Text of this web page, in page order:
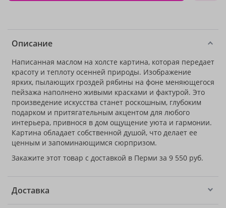
Описание
Написанная маслом на холсте картина, которая передает
красоту и теплоту осенней природы. Изображение
ярких, пылающих гроздей рябины на фоне меняющегося
пейзажа наполнено живыми красками и фактурой. Это
произведение искусства станет роскошным, глубоким
подарком и притягательным акцентом для любого
интерьера, привнося в дом ощущение уюта и гармонии.
Картина обладает собственной душой, что делает ее
ценным и запоминающимся сюрпризом.
Закажите этот товар с доставкой в Перми за 9 550 руб.
Доставка